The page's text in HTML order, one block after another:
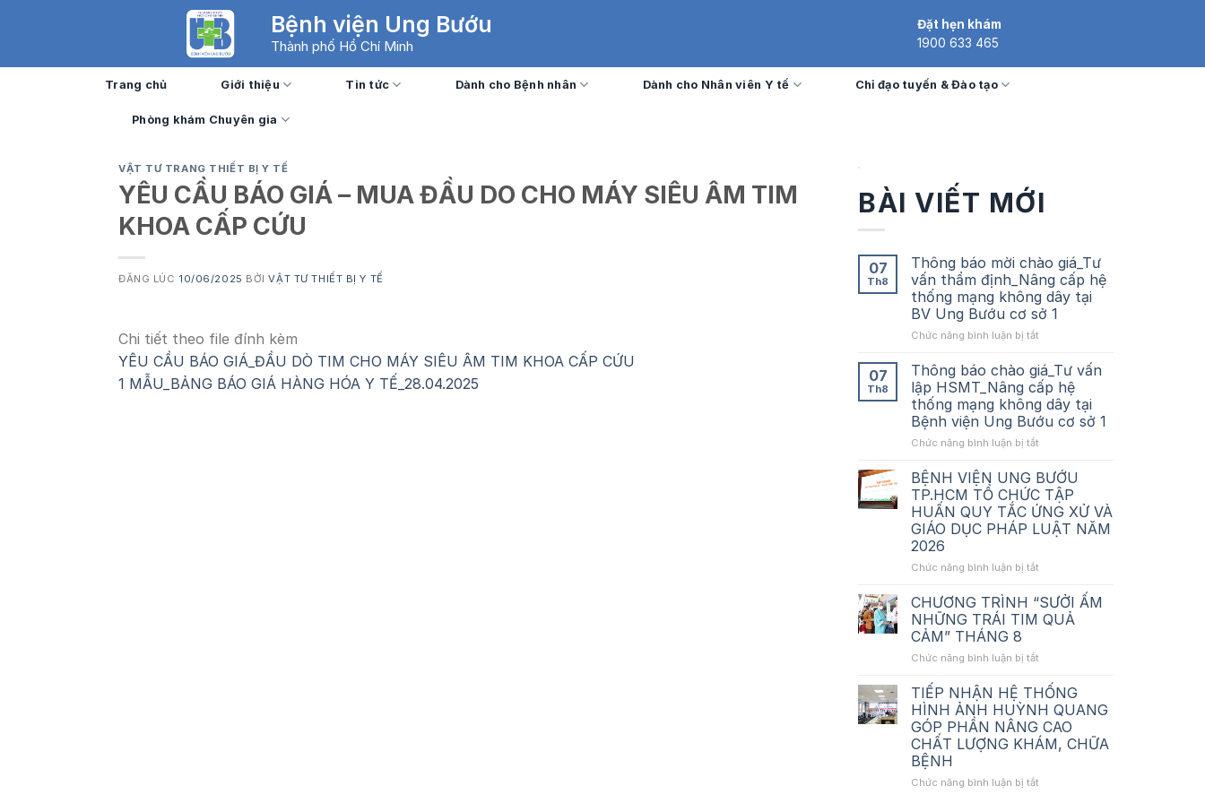
Bệnh viện Ung Bướu
Thành phố Hồ Chí Minh
Đặt hẹn khám
1900 633 465
Trang chủ Giới thiệu Tin tức Dành cho Bệnh nhân Dành cho Nhân viên Y tế Chỉ đạo tuyến & Đào tạo
Phòng khám Chuyên gia
VẬT TƯ TRANG THIẾT BỊ Y TẾ
YÊU CẦU BÁO GIÁ – MUA ĐẦU DO CHO MÁY SIÊU ÂM TIM
KHOA CẤP CỨU
ĐĂNG LÚC 10/06/2025 BỞIVẬT TƯ THIẾT BỊ Y TẾ
Chi tiết theo file đính kèm
YÊU CẦU BÁO GIÁ_ĐẦU DÒ TIM CHO MÁY SIÊU ÂM TIM KHOA CẤP CỨU
1 MẪU_BẢNG BÁO GIÁ HÀNG HÓA Y TẾ_28.04.2025
BÀI VIẾT MỚI
07
Th8
Thông báo mời chào giá_Tư
vấn thẩm định_Nâng cấp hệ
thống mạng không dây tại
BV Ung Bướu cơ sở 1
Chức năng bình luận bị tắt
báo
mời
chào
giá_Tư
vấn
cấp
hệ
thống
mạng
không
Bướu
cơ
07
Th8
Thông báo chào giá_Tư vấn
lập HSMT_Nâng cấp hệ
thống mạng không dây tại
Bệnh viện Ung Bướu cơ sở 1
Chức năng bình luận bị tắt
báo
chào
giá_Tư
vấn
lập
thống
mạng
không
viện
Ung
Bướu
cơ
sở
BỆNH VIỆN UNG BƯỚU
TP.HCM TỔ CHỨC TẬP
HUẤN QUY TẮC ỨNG XỬ VÀ
GIÁO DỤC PHÁP LUẬT NĂM
2026
Chức năng bình luận bị tắt
VIỆN
UNG
BƯỚU
TẬP
HUẤN
QUY
TẮC
ỨNG
CHƯƠNG TRÌNH “SƯỞI ẤM
NHỮNG TRÁI TIM QUẢ
CẢM” THÁNG 8
Chức năng bình luận bị tắt
TRÌNH
“SƯỞI
ẤM
NHỮNG
TRÁI
TIẾP NHẬN HỆ THỐNG
HÌNH ẢNH HUỲNH QUANG
GÓP PHẦN NÂNG CAO
CHẤT LƯỢNG KHÁM, CHỮA
BỆNH
Chức năng bình luận bị tắt